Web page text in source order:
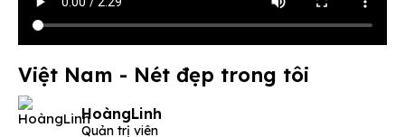
Việt Nam - Nét đẹp trong tôi
HoàngLinh
Quản trị viên